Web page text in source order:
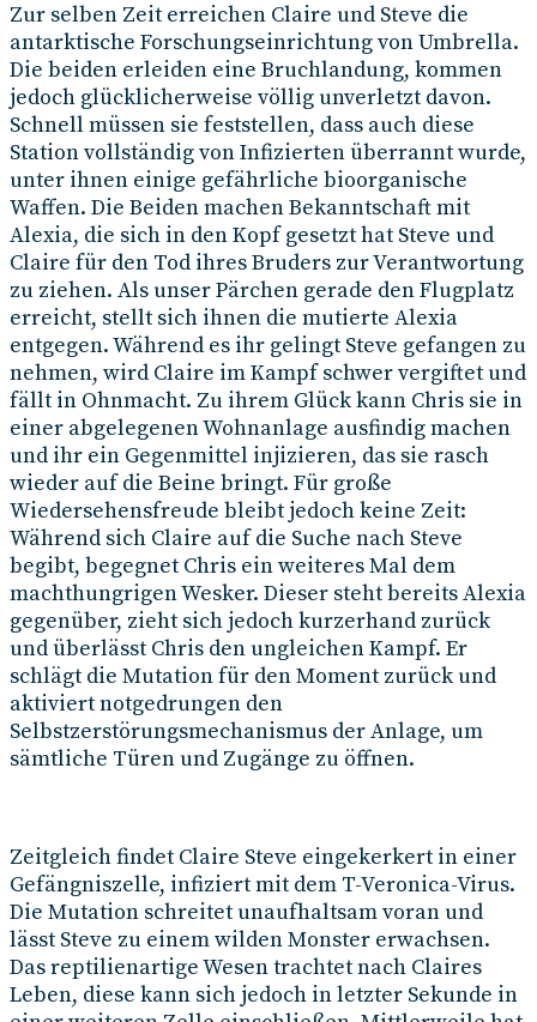
Zur selben Zeit erreichen Claire und Steve die
antarktische Forschungseinrichtung von Umbrella.
Die beiden erleiden eine Bruchlandung, kommen
jedoch glücklicherweise völlig unverletzt davon.
Schnell müssen sie feststellen, dass auch diese
Station vollständig von Infizierten überrannt wurde,
unter ihnen einige gefährliche bioorganische
Waffen. Die Beiden machen Bekanntschaft mit
Alexia, die sich in den Kopf gesetzt hat Steve und
Claire für den Tod ihres Bruders zur Verantwortung
zu ziehen. Als unser Pärchen gerade den Flugplatz
erreicht, stellt sich ihnen die mutierte Alexia
entgegen. Während es ihr gelingt Steve gefangen zu
nehmen, wird Claire im Kampf schwer vergiftet und
fällt in Ohnmacht. Zu ihrem Glück kann Chris sie in
einer abgelegenen Wohnanlage ausfindig machen
und ihr ein Gegenmittel injizieren, das sie rasch
wieder auf die Beine bringt. Für große
Wiedersehensfreude bleibt jedoch keine Zeit:
Während sich Claire auf die Suche nach Steve
begibt, begegnet Chris ein weiteres Mal dem
machthungrigen Wesker. Dieser steht bereits Alexia
gegenüber, zieht sich jedoch kurzerhand zurück
und überlässt Chris den ungleichen Kampf. Er
schlägt die Mutation für den Moment zurück und
aktiviert notgedrungen den
Selbstzerstörungsmechanismus der Anlage, um
sämtliche Türen und Zugänge zu öffnen.
Zeitgleich findet Claire Steve eingekerkert in einer
Gefängniszelle, infiziert mit dem T-Veronica-Virus.
Die Mutation schreitet unaufhaltsam voran und
lässt Steve zu einem wilden Monster erwachsen.
Das reptilienartige Wesen trachtet nach Claires
Leben, diese kann sich jedoch in letzter Sekunde in